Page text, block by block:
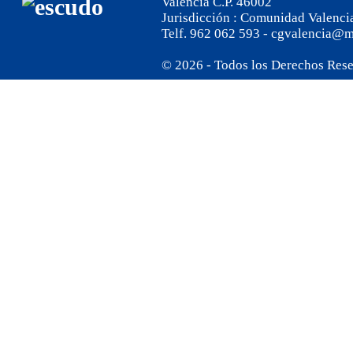
y Estudiantes;
b)
c) Redes
Jurisdicción : Comunidad
Telf. 962 062 593 -
© 2026 - Todos los Derechos